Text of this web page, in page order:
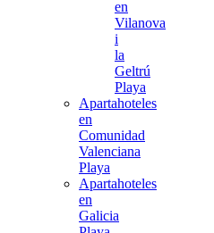
en
Vilanova
i
la
Geltrú
Playa
Apartahoteles
en
Comunidad
Valenciana
Playa
Apartahoteles
en
Galicia